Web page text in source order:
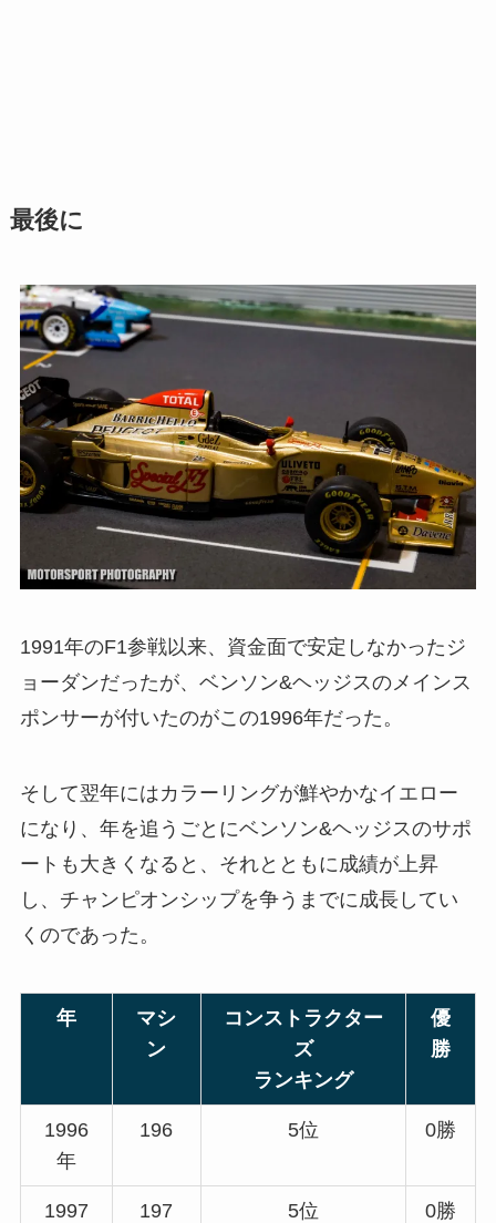
最後に
1991年のF1参戦以来、資金面で安定しなかったジ
ョーダンだったが、ベンソン&ヘッジスのメインス
ポンサーが付いたのがこの1996年だった。
そして翌年にはカラーリングが鮮やかなイエロー
になり、年を追うごとにベンソン&ヘッジスのサポ
ートも大きくなると、それとともに成績が上昇
し、チャンピオンシップを争うまでに成長してい
くのであった。
年
マシ
ン
コンストラクター
ズ
ランキング
優
勝
1996
年
196 5位 0勝
1997
197 5位 0勝